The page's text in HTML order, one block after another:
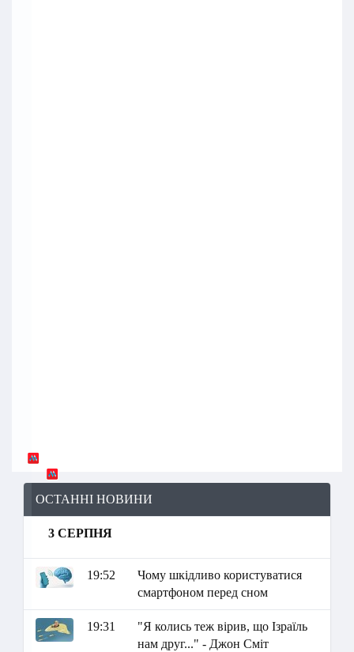
ОСТАННІ НОВИНИ
3 СЕРПНЯ
19:52
Чому шкідливо користуватися
смартфоном перед сном
19:31
"Я колись теж вірив, що Ізраїль
нам друг..." - Джон Сміт